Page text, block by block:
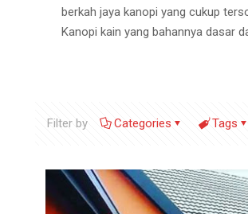
berkah jaya kanopi yang cukup
Kanopi kain yang bahannya dasar
Filter by Categories Tags